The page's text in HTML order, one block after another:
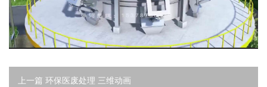
上一篇 环保医废处理 三维动画